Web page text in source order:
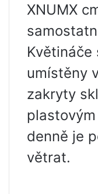
XNUMX
umístěny
zakryty
denně je
větrat.